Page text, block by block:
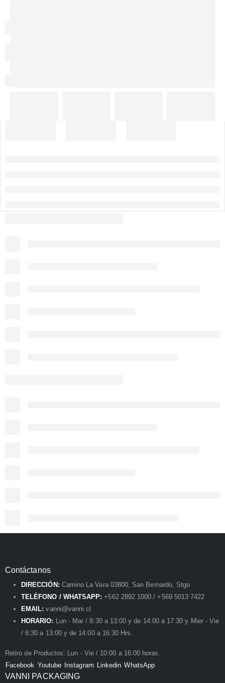
Contáctanos
DIRECCIÓN: Camino La Vara 03800, San Bernardo, Stgo
TELÉFONO / WHATSAPP: +562 2892 1000 / +569 5013 7422
EMAIL: vanni@vanni.cl
HORARIO: Lun - Mar / 8:30 a 13:00 y de 14:00 a 17:30 y Mier - Vie
/ 8:30 a 13:00 y de 14:00 a 16:30 Hrs.
Retiro de Productos: Lun - Vie / 10:00 a 16:00 horas.
Facebook Youtube Instagram Linkedin WhatsApp
VANNI PACKAGING